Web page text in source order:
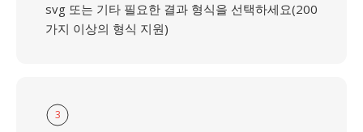
svg 또는 기타 필요한 결과 형식을 선택하세요(200
가지 이상의 형식 지원)
3